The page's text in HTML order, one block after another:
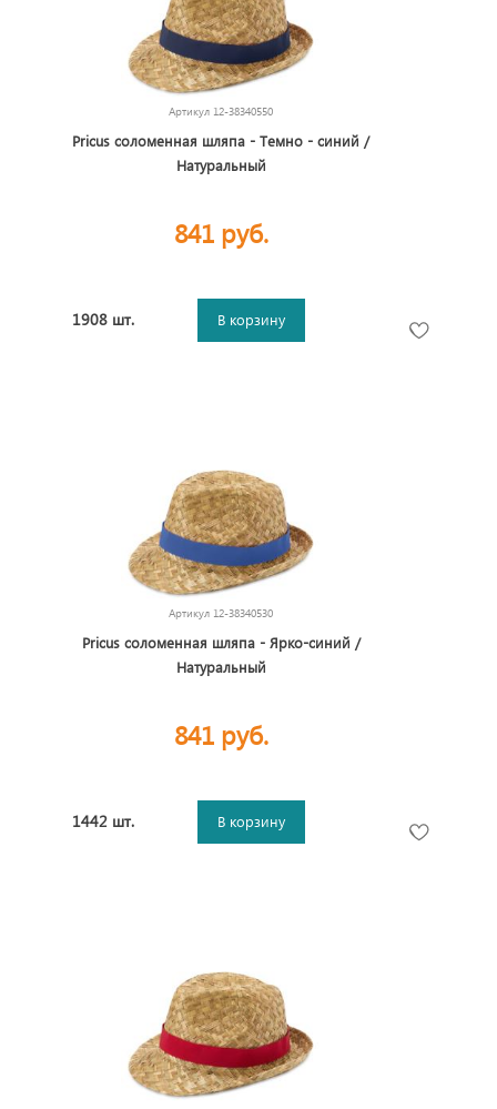
Артикул 12-38340550
Pricus соломенная шляпа - Темно - синий /
Натуральный
841 руб.
1908 шт. В корзину
Артикул 12-38340530
Pricus соломенная шляпа - Ярко-синий /
Натуральный
841 руб.
1442 шт. В корзину